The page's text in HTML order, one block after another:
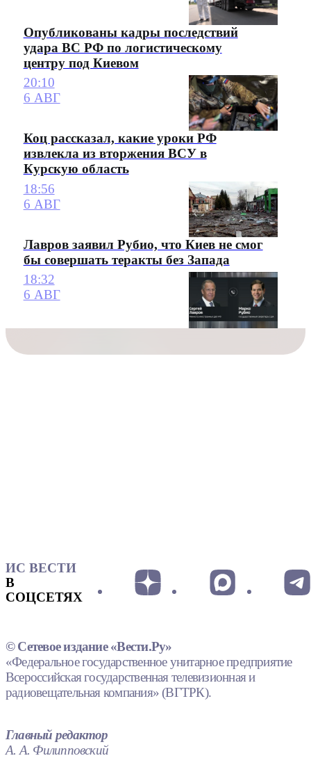
Опубликованы кадры последствий
удара ВС РФ по логистическому
центру под Киевом
20:10
6 АВГ
Коц рассказал, какие уроки РФ
извлекла из вторжения ВСУ в
Курскую область
18:56
6 АВГ
Лавров заявил Рубио, что Киев не смог
бы совершать теракты без Запада
18:32
6 АВГ
ИС ВЕСТИ
В
СОЦСЕТЯХ
© Сетевое издание «Вести.Ру»
«Федеральное государственное унитарное предприятие
Всероссийская государственная телевизионная и
радиовещательная компания» (ВГТРК).
Главный редактор
А. А. Филипповский